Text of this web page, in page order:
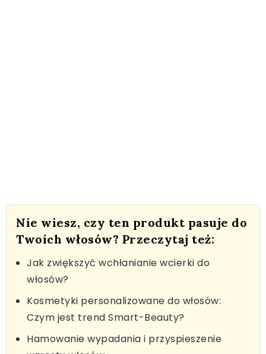
Nie wiesz, czy ten produkt pasuje do
Twoich włosów? Przeczytaj też:
Jak zwiększyć wchłanianie wcierki do
włosów?
Kosmetyki personalizowane do włosów:
Czym jest trend Smart-Beauty?
Hamowanie wypadania i przyspieszenie